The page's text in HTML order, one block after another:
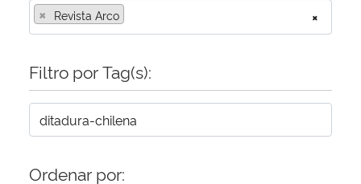
Ministério da Mulher, da Família e dos Direitos Humanos
Secretaria-Geral
Secretaria de Governo
Gabinete de Segurança Institucional
×
× Revista Arco
Filtro por Tag(s):
Ordenar por: